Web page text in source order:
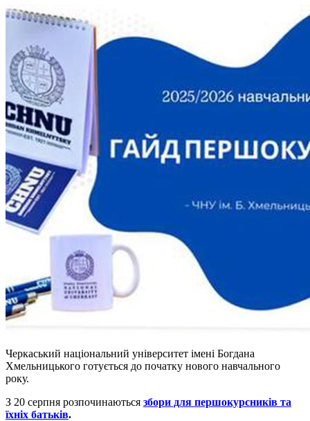
Черкаський національний університет імені Богдана
Хмельницького готується до початку нового навчального
року.
З 20 серпня розпочинаються збори для першокурсників та
їхніх батьків.